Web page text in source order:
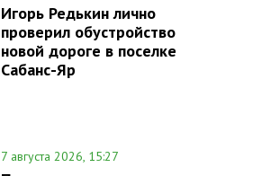
Игорь Редькин лично
проверил обустройство
новой дороге в поселке
Сабанс-Яр
7 августа 2026, 15:27